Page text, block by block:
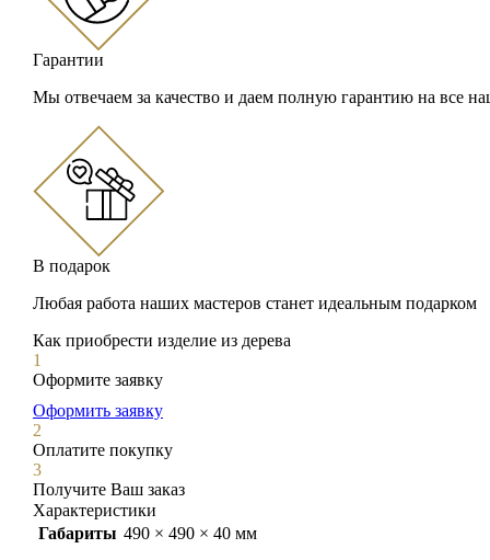
Гарантии
Мы отвечаем за качество и даем полную гарантию на все
В подарок
Любая работа наших мастеров станет идеальным подарком
Как приобрести изделие из дерева
1
Оформите заявку
Оформить заявку
2
Оплатите покупку
3
Получите Ваш заказ
Характеристики
Габариты 490 × 490 × 40 мм